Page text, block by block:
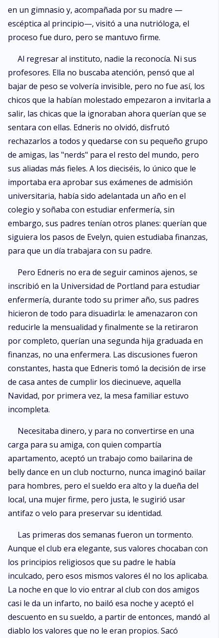
en un gimnasio y, acompañada por su madre —
escéptica al principio—, visitó a una nutrióloga, el
proceso fue duro, pero se mantuvo firme.
Al regresar al instituto, nadie la reconocía. Ni sus
profesores. Ella no buscaba atención, pensó que al
bajar de peso se volvería invisible, pero no fue así, los
chicos que la habían molestado empezaron a invitarla a
salir, las chicas que la ignoraban ahora querían que se
sentara con ellas. Edneris no olvidó, disfrutó
rechazarlos a todos y quedarse con su pequeño grupo
de amigas, las "nerds" para el resto del mundo, pero
sus aliadas más fieles. A los dieciséis, lo único que le
importaba era aprobar sus exámenes de admisión
universitaria, había sido adelantada un año en el
colegio y soñaba con estudiar enfermería, sin
embargo, sus padres tenían otros planes: querían que
siguiera los pasos de Evelyn, quien estudiaba finanzas,
para que un día trabajara con su padre.
Pero Edneris no era de seguir caminos ajenos, se
inscribió en la Universidad de Portland para estudiar
enfermería, durante todo su primer año, sus padres
hicieron de todo para disuadirla: le amenazaron con
reducirle la mensualidad y finalmente se la retiraron
por completo, querían una segunda hija graduada en
finanzas, no una enfermera. Las discusiones fueron
constantes, hasta que Edneris tomó la decisión de irse
de casa antes de cumplir los diecinueve, aquella
Navidad, por primera vez, la mesa familiar estuvo
incompleta.
Necesitaba dinero, y para no convertirse en una
carga para su amiga, con quien compartía
apartamento, aceptó un trabajo como bailarina de
belly dance en un club nocturno, nunca imaginó bailar
para hombres, pero el sueldo era alto y la dueña del
local, una mujer firme, pero justa, le sugirió usar
antifaz o velo para preservar su identidad.
Las primeras dos semanas fueron un tormento.
Aunque el club era elegante, sus valores chocaban con
los principios religiosos que su padre le había
inculcado, pero esos mismos valores él no los aplicaba.
La noche en que lo vio entrar al club con dos amigos
casi le da un infarto, no bailó esa noche y aceptó el
descuento en su sueldo, a partir de entonces, mandó al
diablo los valores que no le eran propios. Sacó